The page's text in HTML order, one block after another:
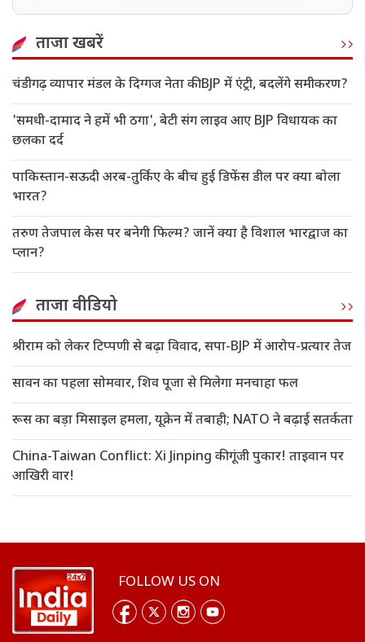
ताजा खबरें
चंडीगढ़ व्यापार मंडल के दिग्गज नेता की BJP में एंट्री, बदलेंगे समीकरण?
'समधी-दामाद ने हमें भी ठगा', बेटी संग लाइव आए BJP विधायक का
छलका दर्द
पाकिस्तान-सऊदी अरब-तुर्किए के बीच हुई डिफेंस डील पर क्या बोला
भारत?
तरुण तेजपाल केस पर बनेगी फिल्म? जानें क्या है विशाल भारद्वाज का
प्लान?
ताजा वीडियो
श्रीराम को लेकर टिप्पणी से बढ़ा विवाद, सपा-BJP में आरोप-प्रत्यार तेज
सावन का पहला सोमवार, शिव पूजा से मिलेगा मनचाहा फल
रूस का बड़ा मिसाइल हमला, यूक्रेन में तबाही; NATO ने बढ़ाई सतर्कता
China-Taiwan Conflict: Xi Jinping की गूंजी पुकार! ताइवान पर
आखिरी वार!
FOLLOW US ON